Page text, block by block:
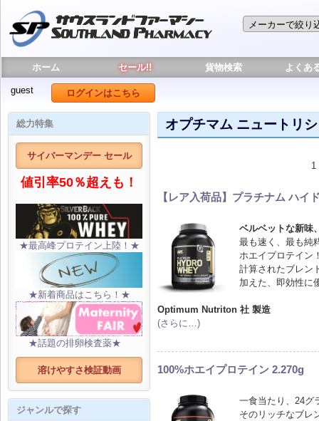
ホーム セール!! 貨物検索 よくあ
guest ログインはこちら
総力特集
サイバーマンデー セール
値引率50％超えも！
★最高峰プロテイン上陸！★
★新着商品はこちら！★
★話題の排卵検査薬★
溶けやすさ検証動画
ジャンルで探す
オプチマム ニュートリ
1
【レア入荷品】プラチナム ハイ
ベルベットな新味
最も速く、最も純
ホエイプロテイン
計算されたブレン
加えた、即効性に
Optimum Nutriton 社 製造
(さらに…)
100%ホエイプロテイン 2.270g
一食当たり、24グ
そのリッチなブレ